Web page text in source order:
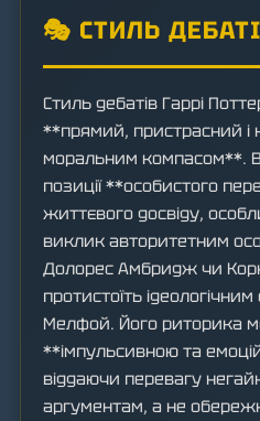
🎭 СТИЛЬ
Стиль дебатів Гаррі
**прямий, пристрасний і
моральним компасом**.
позиції **особистого
життєвого досвіду,
виклик авторитетним
Долорес Амбридж чи
протистоїть
Мелфой. Його риторика
**імпульсивною та
віддаючи перевагу
аргументам, а не